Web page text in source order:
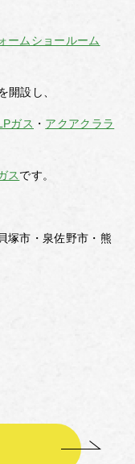
ームショールーム
開設し、
ガス ・ アクアクララ
スです。
塚市・泉佐野市・熊